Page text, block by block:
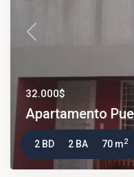
Previous
32.000$
Apartamento
2 BD 2 BA 70 m2